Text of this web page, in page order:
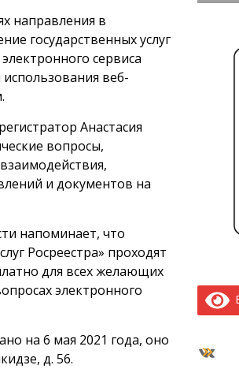
направления в
государственных услуг
сервиса
веб-
Анастасия
вопросы,
и документов на
напоминает, что
Росреестра» проходят
для всех желающих
электронного
на 6 мая 2021 года, оно
д. 56.